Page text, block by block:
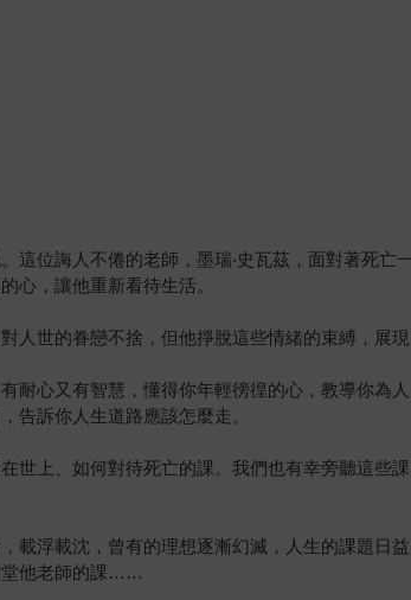
位誨人不倦的老師，墨瑞‧史瓦茲，面對著死亡
心，讓他重新看待生活。
世的眷戀不捨，但他掙脫這些情緒的束縛，展
耐心又有智慧，懂得你年輕徬徨的心，教導你為
告訴你人生道路應該怎麼走。
世上、如何對待死亡的課。我們也有幸旁聽這些
載浮載沈，曾有的理想逐漸幻滅，人生的課題日
堂他老師的課……